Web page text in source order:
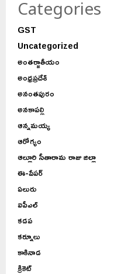
Categories
GST
Uncategorized
అంతర్జాతీయం
అంధ్రప్రదేశ్
అనంతపురం
అనకాపల్లి
ఆన్నమయ్య
ఆరోగ్యం
ఆల్లూరి సీతారామ రాజు జిల్లా
ఈ-పేపర్
ఏలురు
ఐపీఎల్
కడప
కర్నూలు
కాకినాడ
క్రికెట్